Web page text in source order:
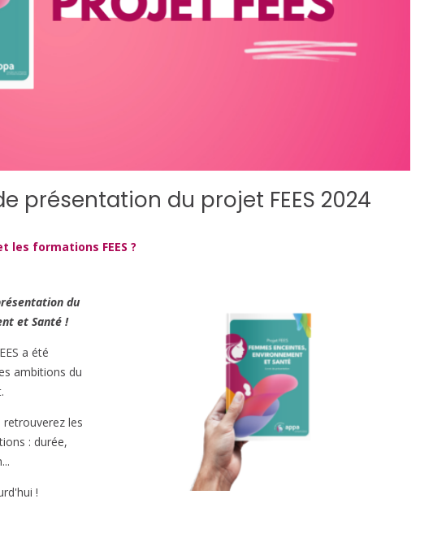
présentation du projet FEES 2024
les formations FEES ?
du
et Santé !
a été
ambitions du
les
: durée,
!